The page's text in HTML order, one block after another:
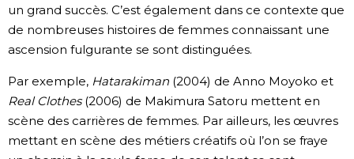
un grand succès. C’est également dans ce contexte que
de nombreuses histoires de femmes connaissant une
ascension fulgurante se sont distinguées.
Par exemple, Hatarakiman(2004) de Anno Moyoko et
Real Clothes(2006) de Makimura Satoru mettent en
scène des carrières de femmes. Par ailleurs, les œuvres
mettant en scène des métiers créatifs où l’on se fraye